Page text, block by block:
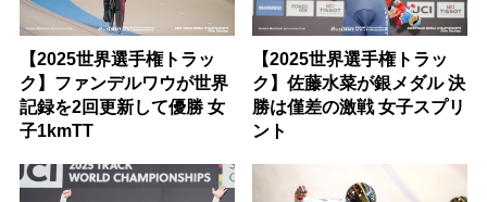
【2025世界選手権トラッ
ク】ファンデルワウが世界
記録を2回更新して優勝 女
子1kmTT
【2025世界選手権トラッ
ク】佐藤水菜が銀メダル 決
勝は僅差の激戦 女子スプリ
ント